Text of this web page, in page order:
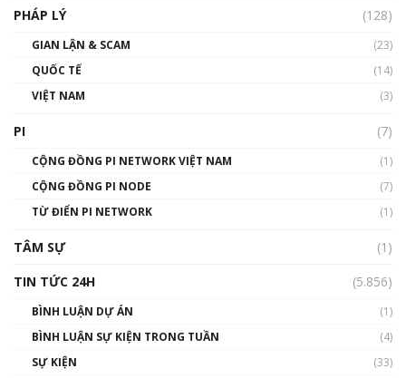
gió ấm
Talkshow 14: MemeCoin – Trò đùa tỷ đô
01:29:26
PHÁP LÝ
(128)
GIAN LẬN & SCAM
(23)
QUỐC TẾ
(14)
VIỆT NAM
(3)
PI (7)
CỘNG ĐỒNG PI NETWORK VIỆT NAM
(1)
CỘNG ĐỒNG PI NODE
(7)
TỪ ĐIỂN PI NETWORK
(1)
TÂM SỰ
(1)
TIN TỨC 24H
(5.856)
BÌNH LUẬN DỰ ÁN
(1)
BÌNH LUẬN SỰ KIỆN TRONG TUẦN
(4)
SỰ KIỆN
(33)